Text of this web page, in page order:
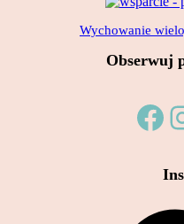
Wychowanie
Obserwuj